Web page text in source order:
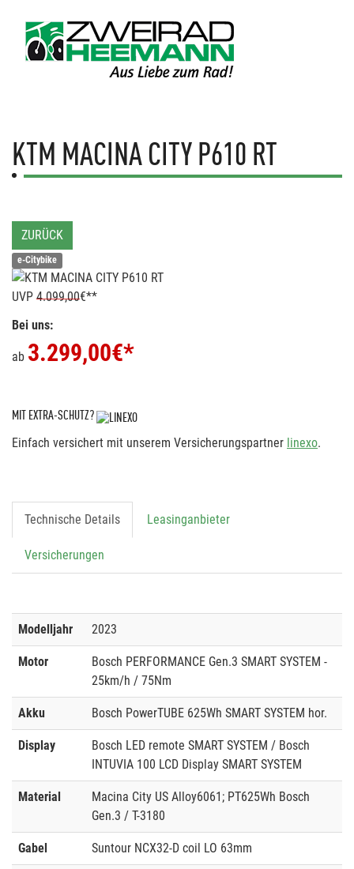
KTM MACINA CITY P610 RT
ZURÜCK
e-Citybike
UVP 4.099,00€**
Bei uns:
ab 3.299,00€*
MIT EXTRA-SCHUTZ?
Einfach versichert mit unserem Versicherungspartner linexo.
Technische Details Leasinganbieter
Versicherungen
Modelljahr 2023
Motor
Bosch PERFORMANCE Gen.3 SMART SYSTEM -
25km/h / 75Nm
Akku Bosch PowerTUBE 625Wh SMART SYSTEM hor.
Display
Bosch LED remote SMART SYSTEM / Bosch
INTUVIA 100 LCD Display SMART SYSTEM
Material
Macina City US Alloy6061; PT625Wh Bosch
Gen.3 / T-3180
Gabel Suntour NCX32-D coil LO 63mm